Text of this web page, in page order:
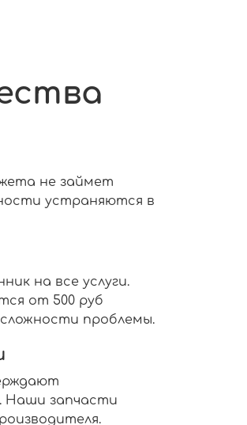
не займет
устраняются в
на все услуги.
от 500 руб
проблемы.
Наши запчасти